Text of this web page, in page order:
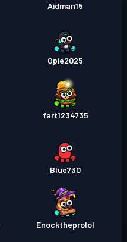
Aidman15
Opie2025
fart1234735
Blue730
Enocktheprolol